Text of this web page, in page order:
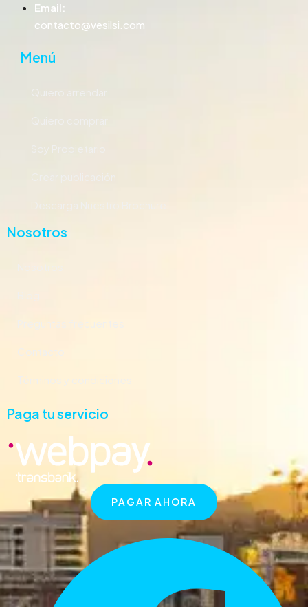
Email:
contacto@vesilsi.com
Menú
Quiero arrendar
Quiero comprar
Soy Propietario
Crear publicación
Descarga Nuestro Brochure
Nosotros
Preguntas frecuentes
Contacto
Términos y condiciones
Paga tu servicio
PAGAR AHORA